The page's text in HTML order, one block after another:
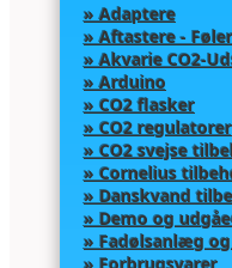
» Adaptere
» Aftastere -
» Akvarie CO2-
» Arduino
» CO2 flasker
» CO2 regulatorer
» CO2 svejse
» Cornelius
» Danskvand
» Demo og
» Fadølsanlæg